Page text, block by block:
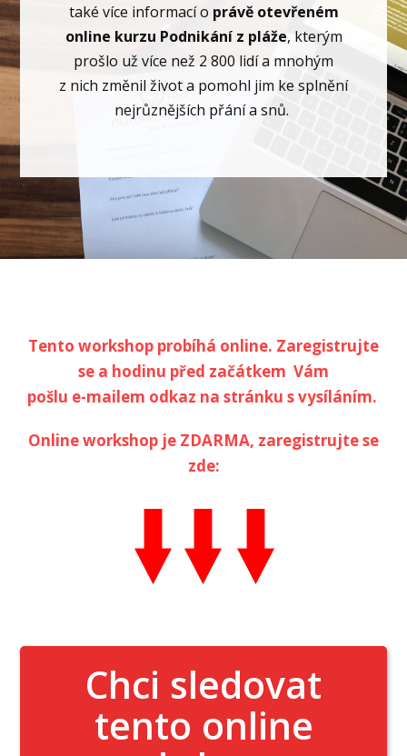
také více informací o právě otevřeném
online kurzu Podnikání z pláže, kterým
prošlo už více než 2 800 lidí a mnohým
z nich změnil život a pomohl jim ke splnění
nejrůznějších přání a snů.
Tento workshop probíhá online. Zaregistrujte
se a hodinu před začátkem Vám
pošlu e-mailem odkaz na stránku s vysíláním.
Online workshop je ZDARMA, zaregistrujte se
zde:
Chci sledovat
tento online